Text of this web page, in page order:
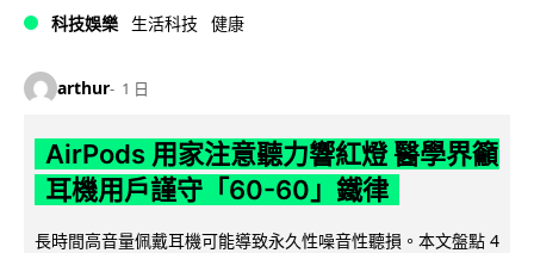
科技娛樂 生活科技 健康
arthur 1 日
AirPods 用家注意聽力響紅燈 醫學界籲
耳機用戶謹守「60-60」鐵律
長時間高音量佩戴耳機可能導致永久性噪音性聽損。本文盤點 4